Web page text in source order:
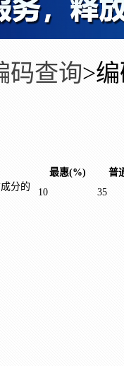
码查询>
最惠(%)
普
分的
10 35